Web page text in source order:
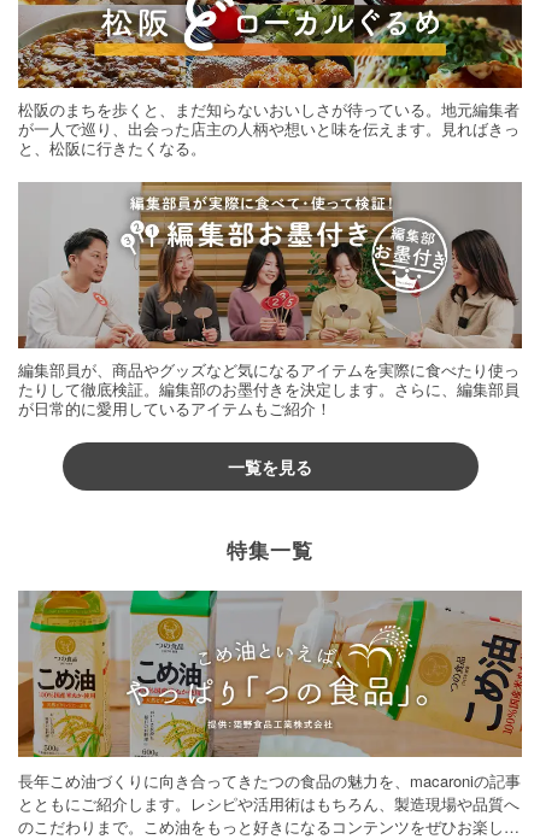
松阪のまちを歩くと、まだ知らないおいしさが待っている。地元編集者
が一人で巡り、出会った店主の人柄や想いと味を伝えます。見ればきっ
と、松阪に行きたくなる。
編集部員が、商品やグッズなど気になるアイテムを実際に食べたり使っ
たりして徹底検証。編集部のお墨付きを決定します。さらに、編集部員
が日常的に愛用しているアイテムもご紹介！
一覧を見る
特集一覧
長年こめ油づくりに向き合ってきたつの食品の魅力を、macaroniの記事
とともにご紹介します。レシピや活用術はもちろん、製造現場や品質へ
のこだわりまで。こめ油をもっと好きになるコンテンツをぜひお楽しみ